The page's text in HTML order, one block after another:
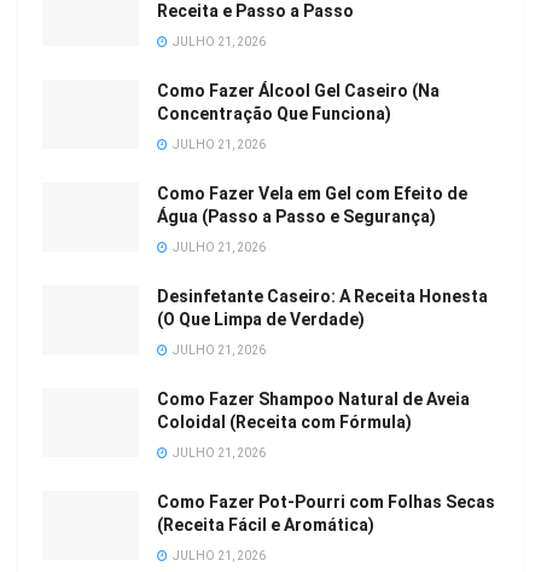
Receita e Passo a Passo
JULHO 21, 2026
Como Fazer Álcool Gel Caseiro (Na
Concentração Que Funciona)
JULHO 21, 2026
Como Fazer Vela em Gel com Efeito de
Água (Passo a Passo e Segurança)
JULHO 21, 2026
Desinfetante Caseiro: A Receita Honesta
(O Que Limpa de Verdade)
JULHO 21, 2026
Como Fazer Shampoo Natural de Aveia
Coloidal (Receita com Fórmula)
JULHO 21, 2026
Como Fazer Pot-Pourri com Folhas Secas
(Receita Fácil e Aromática)
JULHO 21, 2026